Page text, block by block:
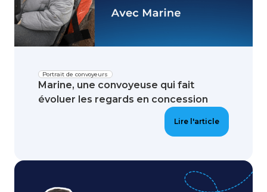
Portrait de convoyeurs
Marine, une convoyeuse qui fait
évoluer les regards en concession
Lire l'article